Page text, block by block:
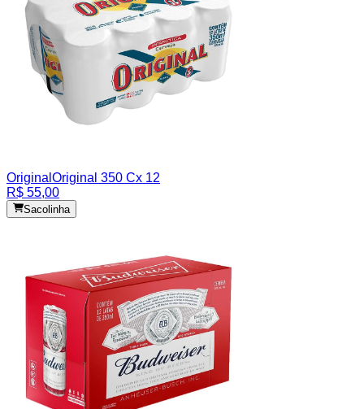
Original Original 350 Cx 12
R$ 55,00
Sacolinha